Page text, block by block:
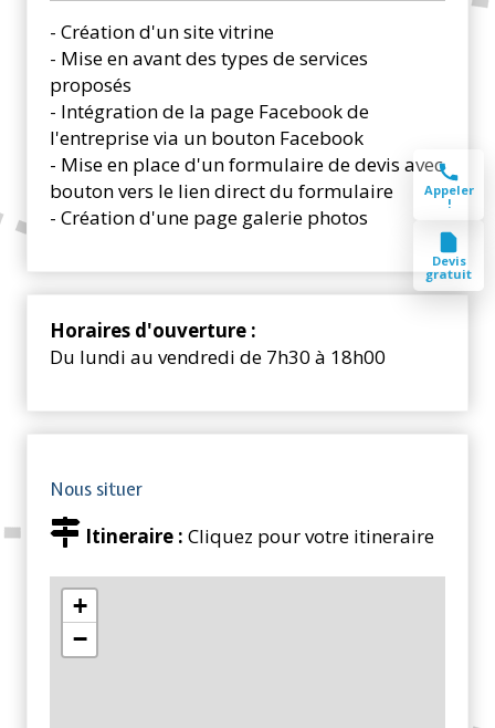
- Création d'un site vitrine
- Mise en avant des types de services
proposés
- Intégration de la page Facebook de
l'entreprise via un bouton Facebook
- Mise en place d'un formulaire de devis avec
bouton vers le lien direct du formulaire
- Création d'une page galerie photos
Horaires d'ouverture :
Du lundi au vendredi de 7h30 à 18h00
Nous situer
Itineraire : Cliquez pour votre itineraire
+
−
Appeler
!
Devis
gratuit